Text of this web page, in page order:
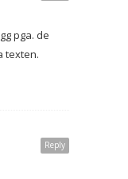
pga. de
texten.
Reply